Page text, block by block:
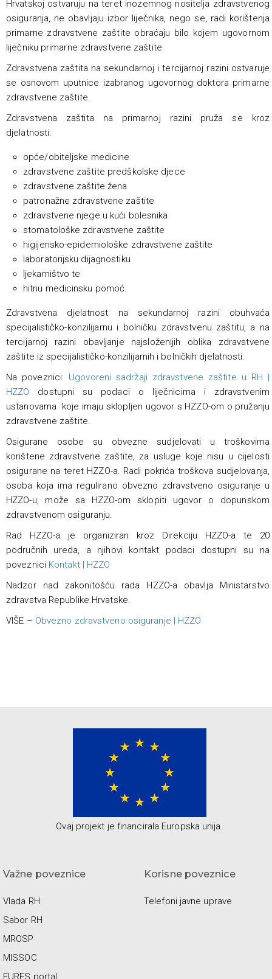
Hrvatskoj ostvaruju na teret inozemnog nositelja zdravstvenog
osiguranja, ne obavljaju izbor liječnika, nego se, radi korištenja
primarne zdravstvene zaštite obraćaju bilo kojem ugovornom
liječniku primarne zdravstvene zaštite.
Zdravstvena zaštita na sekundarnoj i tercijarnoj razini ostvaruje
se osnovom uputnice izabranog ugovornog doktora primarne
zdravstvene zaštite.
Zdravstvena zaštita na primarnoj razini pruža se kroz
djelatnosti:
opće/obiteljske medicine
zdravstvene zaštite predškolske djece
zdravstvene zaštite žena
patronažne zdravstvene zaštite
zdravstvene njege u kući bolesnika
stomatološke zdravstvene zaštite
higijensko-epidemiološke zdravstvene zaštite
laboratorijsku dijagnostiku
ljekarništvo te
hitnu medicinsku pomoć.
Zdravstvena djelatnost na sekundarnoj razini obuhvaća
specijalističko-konzilijarnu i bolničku zdravstvenu zaštitu, a na
tercijarnoj razini obavljanje najsloženijih oblika zdravstvene
zaštite iz specijalističko-konzilijarnih i bolničkih djelatnosti.
Na poveznici: Ugovoreni sadržaji zdravstvene zaštite u RH |
HZZO dostupni su podaci o liječnicima i zdravstvenim
ustanovama koje imaju sklopljen ugovor s HZZO-om o pružanju
zdravstvene zaštite.
Osigurane osobe su obvezne sudjelovati u troškovima
korištene zdravstvene zaštite, za usluge koje nisu u cijelosti
osigurane na teret HZZO-a. Radi pokrića troškova sudjelovanja,
osoba koja ima regulirano obvezno zdravstveno osiguranje u
HZZO-u, može sa HZZO-om sklopiti ugovor o dopunskom
zdravstvenom osiguranju.
Rad HZZO-a je organiziran kroz Direkciju HZZO-a te 20
područnih ureda, a njihovi kontakt podaci dostupni su na
poveznici Kontakt | HZZO
Nadzor nad zakonitošću rada HZZO-a obavlja Ministarstvo
zdravstva Republike Hrvatske.
VIŠE – Obvezno zdravstveno osiguranje | HZZO
Ovaj projekt je financirala Europska unija.
Važne poveznice
Vlada RH
Sabor RH
MROSP
MISSOC
EURES portal
Korisne poveznice
Telefoni javne uprave